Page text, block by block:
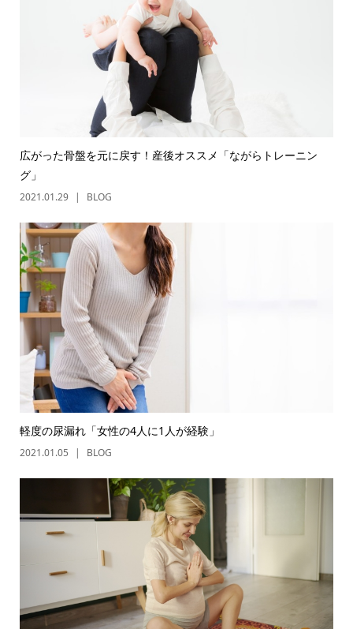
広がった骨盤を元に戻す！産後オススメ「ながらトレーニン
グ」
2021.01.29 BLOG
軽度の尿漏れ「女性の4人に1人が経験」
2021.01.05 BLOG